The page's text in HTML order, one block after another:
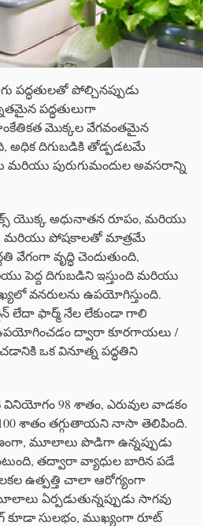
పోల్చినప్పుడు
పద్ధతులుగా
మొక్కల వేగవంతమైన
అధిక దిగుబడికి తోడ్పడటమే
మరియు పురుగుమందుల అవసరాన్ని
యొక్క అధునాతన రూపం, మరియు
మరియు పోషకాలతో మాత్రమే
వేగంగా వృద్ధి చెందుతుంది,
పెద్ద దిగుబడిని ఇస్తుంది మరియు
వనరులను ఉపయోగిస్తుంది.
లేదా ఫార్మ్ నేల లేకుండా గాలి
ద్వారా కూరగాయలు /
ఒక వినూత్న పద్ధతిని
98 శాతం, ఎరువుల వాడకం
100 శాతం తగ్గుతాయని నాసా తెలిపింది.
మూలాలు పొడిగా ఉన్నప్పుడు
తద్వారా వ్యాధుల బారిన పడే
ఉత్పత్తి చాలా ఆరోగ్యంగా
ఏర్పడుతున్నప్పుడు సాగవు
కూడా సులభం, ముఖ్యంగా రూట్